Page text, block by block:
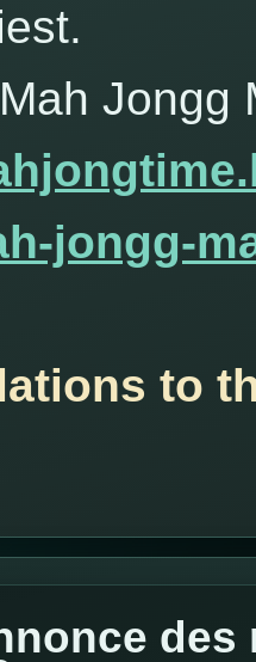
Jongg
jongg-
to
des